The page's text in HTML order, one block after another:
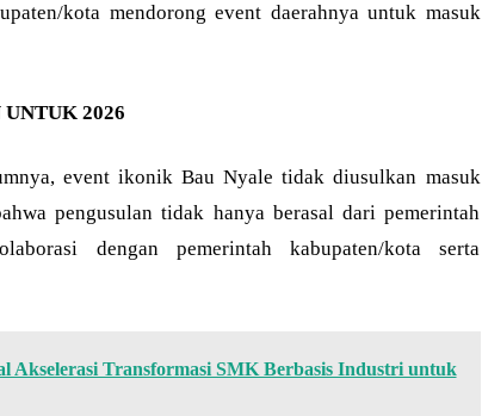
kota mendorong event daerahnya untuk masuk
2026
event ikonik Bau Nyale tidak diusulkan masuk
pengusulan tidak hanya berasal dari pemerintah
dengan pemerintah kabupaten/kota serta
Akselerasi Transformasi SMK Berbasis Industri untuk